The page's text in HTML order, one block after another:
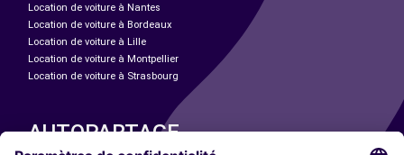
Location de voiture à Nantes
Location de voiture à Bordeaux
Location de voiture à Lille
Location de voiture à Montpellier
Location de voiture à Strasbourg
AUTOPARTAGE